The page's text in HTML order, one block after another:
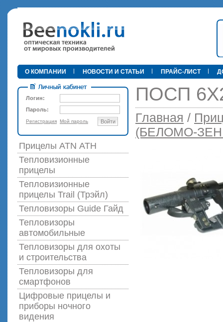
•
89 000
О КОМПАНИИ НОВОСТИ И СТАТЬИ ПРАЙС-ЛИСТ
Логин:
Пароль:
Регистрация Мой пароль Войти
Прицелы ATN АТН
Тепловизионные
прицелы
Тепловизионные
прицелы Trail (Трэйл)
Тепловизоры Guide Гайд
Тепловизоры
автомобильные
Тепловизоры для охоты
и строительства
Тепловизоры для
смартфонов
Цифровые прицелы и
приборы ночного
видения
ПОСП
Главная /
(БЕЛОМО-